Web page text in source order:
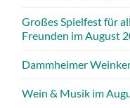
Großes Spielfest für
Freunden im August
Dammheimer
Wein & Musik im